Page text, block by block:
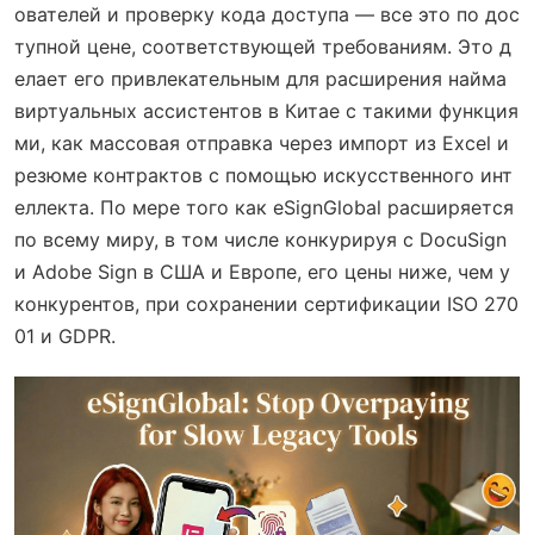
ователей и проверку кода доступа — все это по дос
тупной цене, соответствующей требованиям. Это д
елает его привлекательным для расширения найма
виртуальных ассистентов в Китае с такими функция
ми, как массовая отправка через импорт из Excel и
резюме контрактов с помощью искусственного инт
еллекта. По мере того как eSignGlobal расширяется
по всему миру, в том числе конкурируя с DocuSign
и Adobe Sign в США и Европе, его цены ниже, чем у
конкурентов, при сохранении сертификации ISO 270
01 и GDPR.